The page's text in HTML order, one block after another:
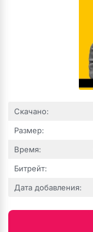
Скачано:
Размер:
Время:
Битрейт:
Дата добавления: